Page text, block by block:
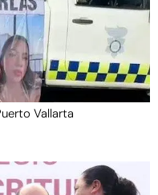
Vallarta